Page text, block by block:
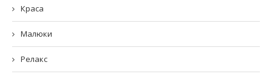
Краса
Малюки
Релакс